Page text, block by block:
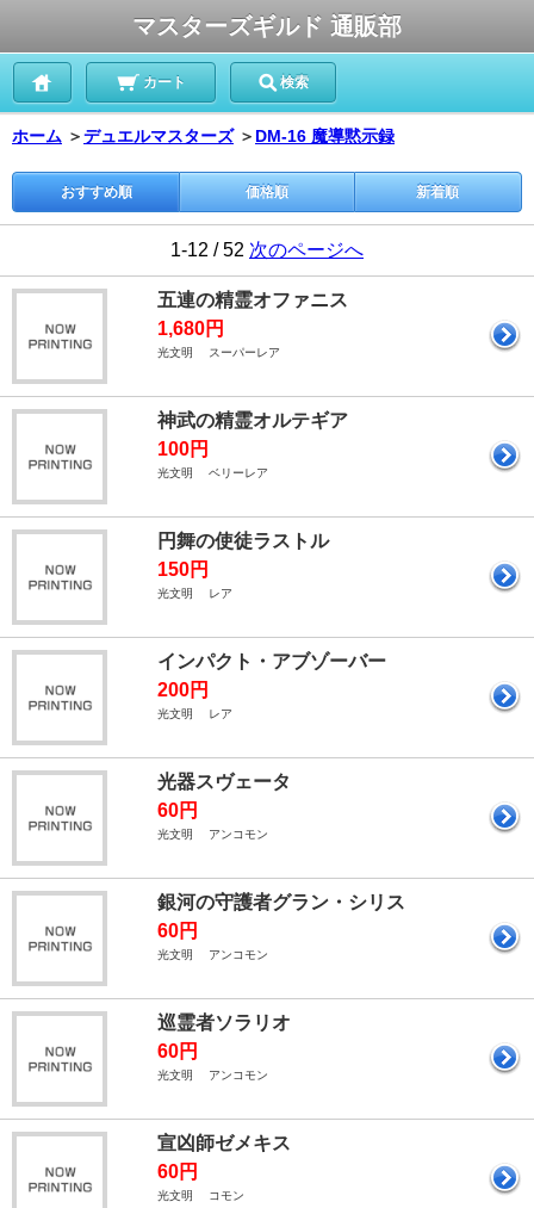
マスターズギルド 通販部
カート 検索
ホーム ＞デュエルマスターズ ＞ DM-16 魔導黙示録
おすすめ順 価格順 新着順
1-12 / 52 次のページへ
五連の精霊オファニス
1,680円
光文明 スーパーレア
神武の精霊オルテギア
100円
光文明 ベリーレア
円舞の使徒ラストル
150円
光文明 レア
インパクト・アブゾーバー
200円
光文明 レア
光器スヴェータ
60円
光文明 アンコモン
銀河の守護者グラン・シリス
60円
光文明 アンコモン
巡霊者ソラリオ
60円
光文明 アンコモン
宣凶師ゼメキス
60円
光文明 コモン